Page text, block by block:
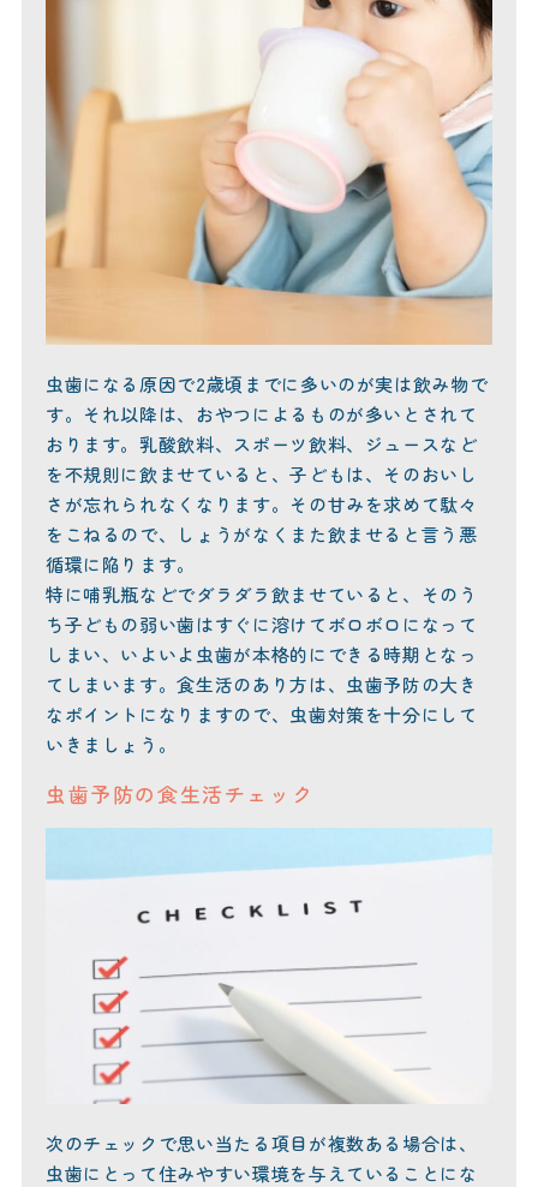
虫歯になる原因で2歳頃までに多いのが実は飲み物で
す。それ以降は、おやつによるものが多いとされて
おります。乳酸飲料、スポーツ飲料、ジュースなど
を不規則に飲ませていると、子どもは、そのおいし
さが忘れられなくなります。その甘みを求めて駄々
をこねるので、しょうがなくまた飲ませると言う悪
循環に陥ります。
特に哺乳瓶などでダラダラ飲ませていると、そのう
ち子どもの弱い歯はすぐに溶けてボロボロになって
しまい、いよいよ虫歯が本格的にできる時期となっ
てしまいます。食生活のあり方は、虫歯予防の大き
なポイントになりますので、虫歯対策を十分にして
いきましょう。
虫歯予防の食生活チェック
次のチェックで思い当たる項目が複数ある場合は、
虫歯にとって住みやすい環境を与えていることにな